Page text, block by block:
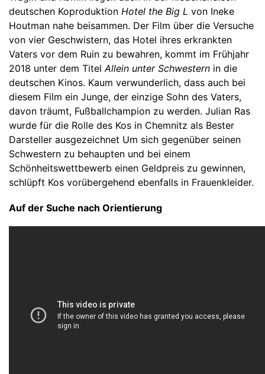
deutschen Koproduktion Hotel the Big L von Ineke
Houtman nahe beisammen. Der Film über die Versuche
von vier Geschwistern, das Hotel ihres erkrankten
Vaters vor dem Ruin zu bewahren, kommt im Frühjahr
2018 unter dem Titel Allein unter Schwestern in die
deutschen Kinos. Kaum verwunderlich, dass auch bei
diesem Film ein Junge, der einzige Sohn des Vaters,
davon träumt, Fußballchampion zu werden. Julian Ras
wurde für die Rolle des Kos in Chemnitz als Bester
Darsteller ausgezeichnet Um sich gegenüber seinen
Schwestern zu behaupten und bei einem
Schönheitswettbewerb einen Geldpreis zu gewinnen,
schlüpft Kos vorübergehend ebenfalls in Frauenkleider.
Auf der Suche nach Orientierung